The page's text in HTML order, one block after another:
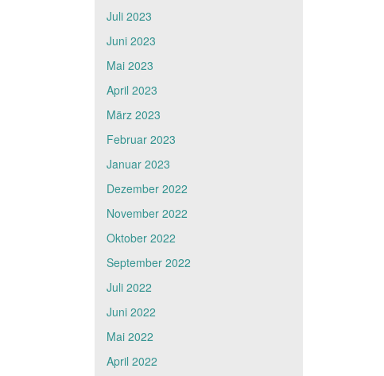
Juli 2023
Juni 2023
Mai 2023
April 2023
März 2023
Februar 2023
Januar 2023
Dezember 2022
November 2022
Oktober 2022
September 2022
Juli 2022
Juni 2022
Mai 2022
April 2022